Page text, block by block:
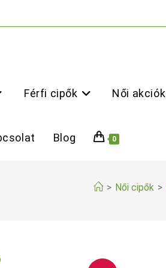
Férfi cipők Női akciók
Blog 0
> Női cipők >